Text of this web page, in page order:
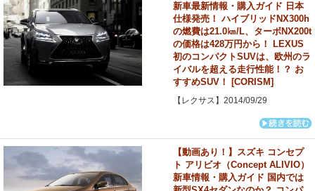
新車最新情報・購入ガイド 日本
仕様発売！ ハイブリッドNX300h
の燃費は21.0㎞/L、ターボNX200t
の価格は428万円から！ LEXUS
初のコンパクトSUVは、欧州のラ
イバルを超える走行性能！？ お
すすめSUV！ [CORISM]
【レクサス】2014/09/29
【動画あり！】スズキ コンセプ
ト アリビオ（Concept ALIVIO）
新車情報・購入ガイド 国内では